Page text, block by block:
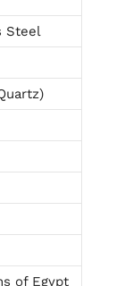
Steel
of Egypt